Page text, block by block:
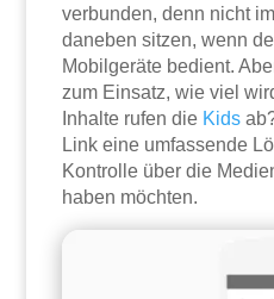
verbunden, denn nicht
daneben sitzen, wenn
Mobilgeräte bedient.
zum Einsatz, wie viel
Inhalte rufen die Kids
Link eine umfassende
Kontrolle über die
haben möchten.